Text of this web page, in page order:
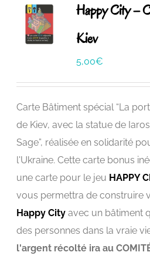
Happy City –
Kiev
5,00€
Carte Bâtiment spécial “La
de Kiev, avec la statue de
Sage”, réalisée en solidarité
l'Ukraine. Cette carte bonus
une carte pour le jeu HAPPY
vous permettra de construire
Happy City avec un bâtiment
des personnes dans la vraie
l'argent récolté ira au